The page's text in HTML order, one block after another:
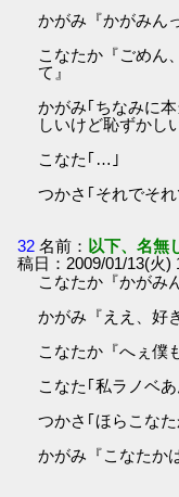
かがみ『かがみん
こなたか『ごめん
て』
かがみ｢ちなみに
しいけど恥ずかし
こなた｢…｣
つかさ｢それでそれ
32 名前： 以下、名無
稿日：2009/01/13(火)
こなたか『かがみ
かがみ『ええ、好
こなたか『へぇ僕
こなた｢私ラノベ
つかさ｢ほらこな
かがみ『こなたか